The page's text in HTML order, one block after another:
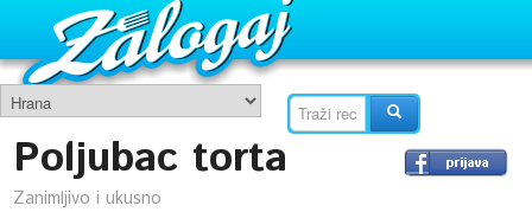
Poljubac torta
Zanimljivo i ukusno